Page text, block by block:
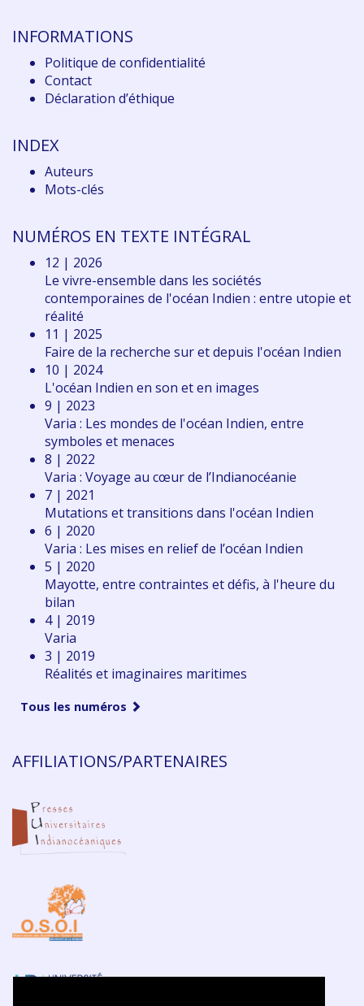
INFORMATIONS
Politique de confidentialité
Contact
Déclaration d’éthique
INDEX
Auteurs
Mots-clés
NUMÉROS EN TEXTE INTÉGRAL
12 | 2026
Le vivre-ensemble dans les sociétés
contemporaines de l'océan Indien : entre utopie et
réalité
11 | 2025
Faire de la recherche sur et depuis l'océan Indien
10 | 2024
L'océan Indien en son et en images
9 | 2023
Varia : Les mondes de l'océan Indien, entre
symboles et menaces
8 | 2022
Varia : Voyage au cœur de l’Indianocéanie
7 | 2021
Mutations et transitions dans l'océan Indien
6 | 2020
Varia : Les mises en relief de l’océan Indien
5 | 2020
Mayotte, entre contraintes et défis, à l'heure du
bilan
4 | 2019
Varia
3 | 2019
Réalités et imaginaires maritimes
Tous les numéros
AFFILIATIONS/PARTENAIRES